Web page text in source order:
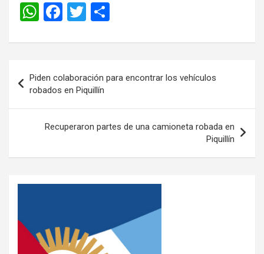
W
at
s
A
p
p
F
ce
b
o
o
k
T
tt
er
m
ar
tir
Piden colaboración para encontrar los vehículos
robados en Piquillín
Recuperaron partes de una camioneta robada en
Piquillín